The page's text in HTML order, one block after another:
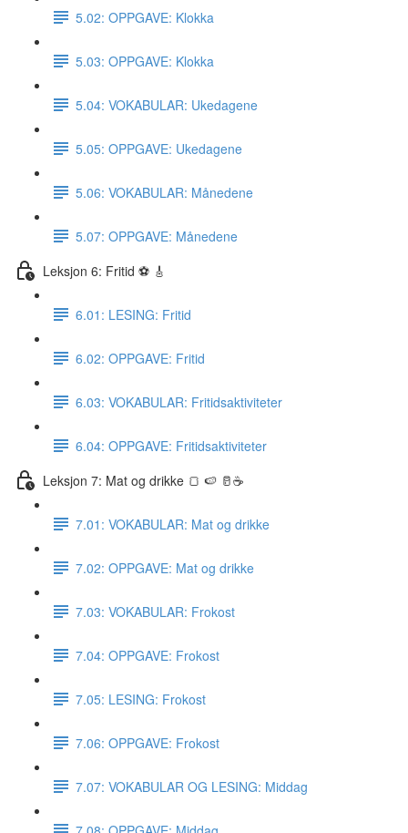
5.02: OPPGAVE: Klokka
5.03: OPPGAVE: Klokka
5.04: VOKABULAR: Ukedagene
5.05: OPPGAVE: Ukedagene
5.06: VOKABULAR: Månedene
5.07: OPPGAVE: Månedene
Leksjon 6: Fritid ⚽️ 🎸
6.01: LESING: Fritid
6.02: OPPGAVE: Fritid
6.03: VOKABULAR: Fritidsaktiviteter
6.04: OPPGAVE: Fritidsaktiviteter
Leksjon 7: Mat og drikke 🍞 🍉 🥛☕️
7.01: VOKABULAR: Mat og drikke
7.02: OPPGAVE: Mat og drikke
7.03: VOKABULAR: Frokost
7.04: OPPGAVE: Frokost
7.05: LESING: Frokost
7.06: OPPGAVE: Frokost
7.07: VOKABULAR OG LESING: Middag